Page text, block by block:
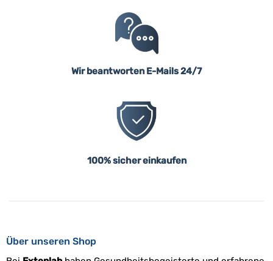
Wir beantworten E-Mails 24/7
100% sicher einkaufen
Über unseren Shop